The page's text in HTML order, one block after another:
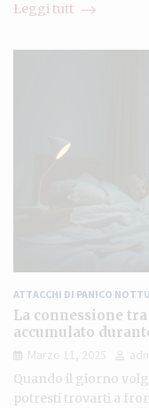
Leggi tutt
ATTACCHI DI PANICO
La connessione
accumulato
Marzo 11, 2025
Quando il giorno
potresti trovarti a